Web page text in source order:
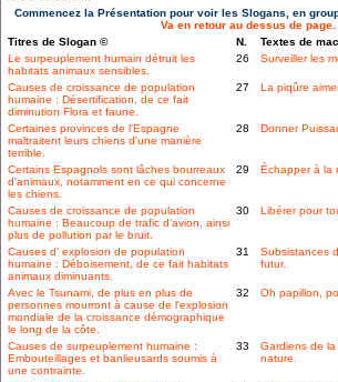
Commencez la Présentation pour voir les Slogans, en
Va en retour au dessus de page.
Titres de Slogan ©
N.
Textes de
Le surpeuplement humain détruit les
habitats animaux sensibles.
26 Surveiller les
Causes de croissance de population
humaine : Désertification, de ce fait
diminution Flora et faune.
27 La piqûre
Certaines provinces de l'Espagne
maltraitent leurs chiens d'une manière
terrible.
28 Donner
Certains Espagnols sont lâches bourreaux
d'animaux, notamment en ce qui concerne
les chiens.
29 Échapper à la
Causes de croissance de population
humaine : Beaucoup de trafic d'avion, ainsi
plus de pollution par le bruit.
30 Libérer pour
Causes d' explosion de population
humaine : Déboisement, de ce fait habitats
animaux diminuants.
31
Subsistances
futur.
Avec le Tsunami, de plus en plus de
personnes mourront à cause de l'explosion
mondiale de la croissance démographique
le long de la côte.
32 Oh papillon,
Causes de surpeuplement humaine :
Embouteillages et banlieusards soumis à
une contrainte.
33
Gardiens de la
nature.